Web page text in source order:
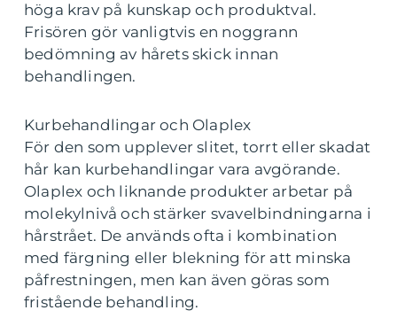
höga krav på kunskap och produktval.
Frisören gör vanligtvis en noggrann
bedömning av hårets skick innan
behandlingen.
Kurbehandlingar och Olaplex
För den som upplever slitet, torrt eller skadat
hår kan kurbehandlingar vara avgörande.
Olaplex och liknande produkter arbetar på
molekylnivå och stärker svavelbindningarna i
hårstrået. De används ofta i kombination
med färgning eller blekning för att minska
påfrestningen, men kan även göras som
fristående behandling.